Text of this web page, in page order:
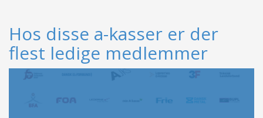
Hos disse a-kasser er der
flest ledige medlemmer